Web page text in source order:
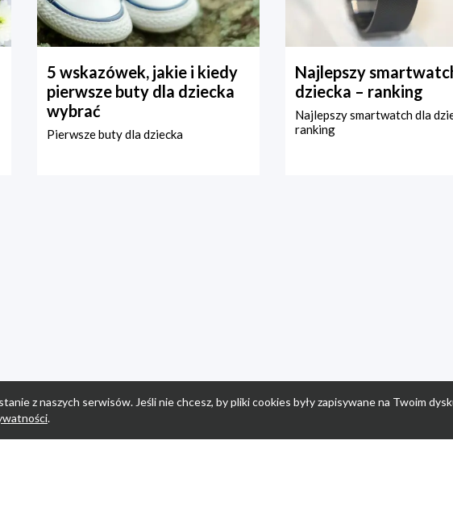
5 wskazówek, jakie i kiedy
pierwsze buty dla dziecka
wybrać
Pierwsze buty dla dziecka
Najlepszy
dziecka – ranking
Najlepszy smartwatch dla
ranking
z naszych serwisów. Jeśli nie chcesz, by pliki cookies były zapisywane na Twoim
.